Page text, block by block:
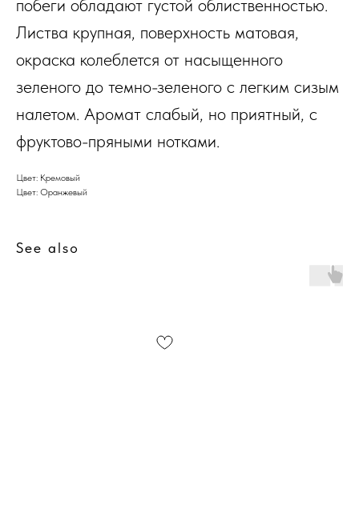
побеги обладают густой облиственностью.
Листва крупная, поверхность матовая,
окраска колеблется от насыщенного
зеленого до темно-зеленого с легким сизым
налетом. Аромат слабый, но приятный, с
фруктово-пряными нотками.
Цвет: Кремовый
Цвет: Оранжевый
See also